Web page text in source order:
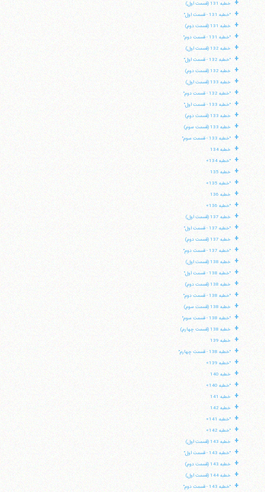
+ خطبه 131 (قسمت اول)
+ "خطبه 131 - قسمت اول"
+ خطبه 131 (قسمت دوم)
+ "خطبه 131 - قسمت دوم"
+ خطبه 132 (قسمت اول)
+ "خطبه 132 - قسمت اول"
+ خطبه 132 (قسمت دوم)
+ خطبه 133 (قسمت اول)
+ "خطبه 132 - قسمت دوم"
+ "خطبه 133 - قسمت اول"
+ خطبه 133 (قسمت دوم)
+ خطبه 133 (قسمت سوم)
+ "خطبه 133 - قسمت سوم"
+ خطبه 134
+ "خطبه 134»
+ خطبه 135
+ "خطبه 135»
+ خطبه 136
+ "خطبه 136»
+ خطبه 137 (قسمت اول)
+ "خطبه 137 - قسمت اول"
+ خطبه 137 (قسمت دوم)
+ "خطبه 137 - قسمت دوم"
+ خطبه 138 (قسمت اول)
+ "خطبه 138 - قسمت اول"
+ خطبه 138 (قسمت دوم)
+ "خطبه 138 - قسمت دوم"
+ خطبه 138 (قسمت سوم)
+ "خطبه 138 - قسمت سوم"
+ خطبه 138 (قسمت چهارم)
+ خطبه 139
+ "خطبه 138 - قسمت چهارم"
+ "خطبه 139»
+ خطبه 140
+ "خطبه 140»
+ خطبه 141
+ خطبه 142
+ "خطبه 141»
+ "خطبه 142»
+ خطبه 143 (قسمت اول)
+ "خطبه 143 - قسمت اول"
+ خطبه 143 (قسمت دوم)
+ خطبه 144 (قسمت اول)
+ "خطبه 143 - قسمت دوم"